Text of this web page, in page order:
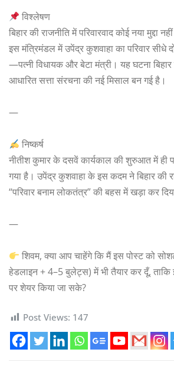
विश्लेषण
बिहार की राजनीति में परिवारवाद कोई नया
इस मंत्रिमंडल में उपेंद्र कुशवाहा का परिवार सीधे
—पत्नी विधायक और बेटा मंत्री। यह घटना बिहार
आधारित सत्ता संरचना की नई मिसाल बन गई है।
—
निष्कर्ष
नीतीश कुमार के दसवें कार्यकाल की शुरुआत में ही
गया है। उपेंद्र कुशवाहा के इस कदम ने बिहार की
“परिवार बनाम लोकतंत्र” की बहस में खड़ा कर
—
शिवम, क्या आप चाहेंगे कि मैं इस पोस्ट को
हेडलाइन + 4–5 बुलेट्स) में भी तैयार कर दूँ,
पर शेयर किया जा सके?
Post Views: 147